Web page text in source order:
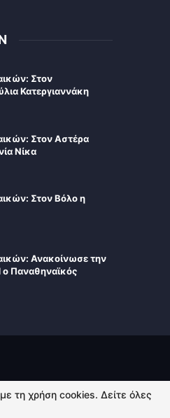
Στον
Κατεργιαννάκη
Στον Αστέρα
Νίκα
Στον Βόλο η
Ανακοίνωσε την
Παναθηναϊκός
τη χρήση cookies. Δείτε όλες